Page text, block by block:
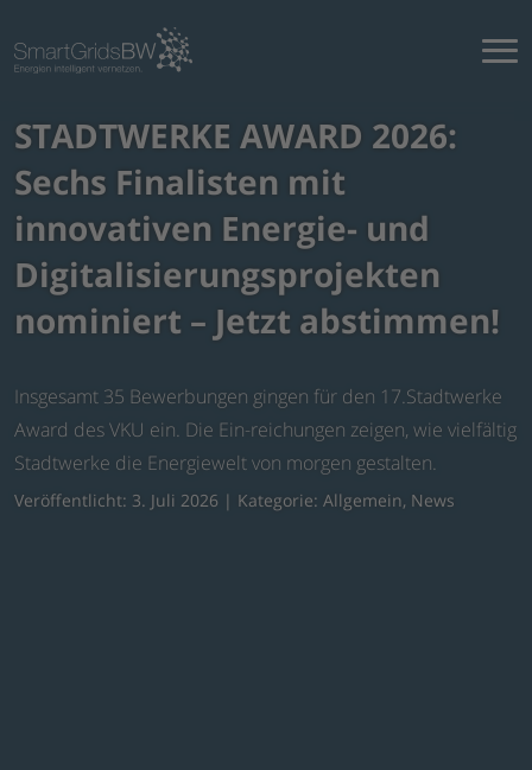
STADTWERKE AWARD 2026:
Sechs Finalisten mit
innovativen Energie- und
Digitalisierungsprojekten
nominiert – Jetzt abstimmen!
Insgesamt 35 Bewerbungen gingen für den 17.Stadtwerke
Award des VKU ein. Die Ein-reichungen zeigen, wie vielfältig
Stadtwerke die Energiewelt von morgen gestalten.
Veröffentlicht: 3. Juli 2026 | Kategorie: Allgemein, News